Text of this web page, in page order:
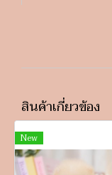
สินค้าเกี่ยวข้อง
New